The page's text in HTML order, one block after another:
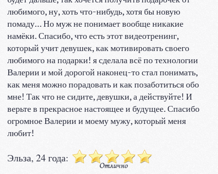
любимого, ну, хоть что-нибудь, хотя бы новую
помаду... Но муж не понимает вообще никакие
намёки. Спасибо, что есть этот видеотренинг,
который учит девушек, как мотивировать своего
любимого на подарки! я сделала всё по технологии
Валерии и мой дорогой наконец-то стал понимать,
как меня можно порадовать и как позаботиться обо
мне! Так что не сидите, девушки, а действуйте! И
верьте в прекрасное настоящее и будущее. Спасибо
огромное Валерии и моему мужу, который меня
любит!
Эльза, 24 года: